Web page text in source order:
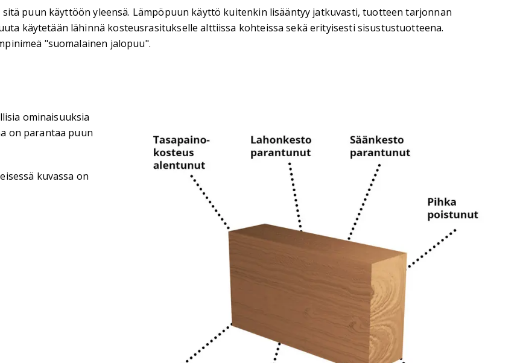
puun käyttöön yleensä. Lämpöpuun käyttö kuitenkin lisääntyy jatkuvasti, tuotteen tarjonnan
käytetään lähinnä kosteusrasitukselle alttiissa kohteissa sekä erityisesti sisustustuotteena.
"suomalainen jalopuu".
ominaisuuksia
on parantaa puun
kuvassa on